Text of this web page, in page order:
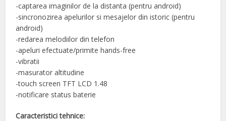
-captarea imaginilor de la distanta (pentru android)
-sincronozirea apelurilor si mesajelor din istoric (pentru
android)
-redarea melodiilor din telefon
-apeluri efectuate/primite hands-free
-vibratii
-masurator altitudine
-touch screen TFT LCD 1.48
-notificare status baterie
Caracteristici tehnice: